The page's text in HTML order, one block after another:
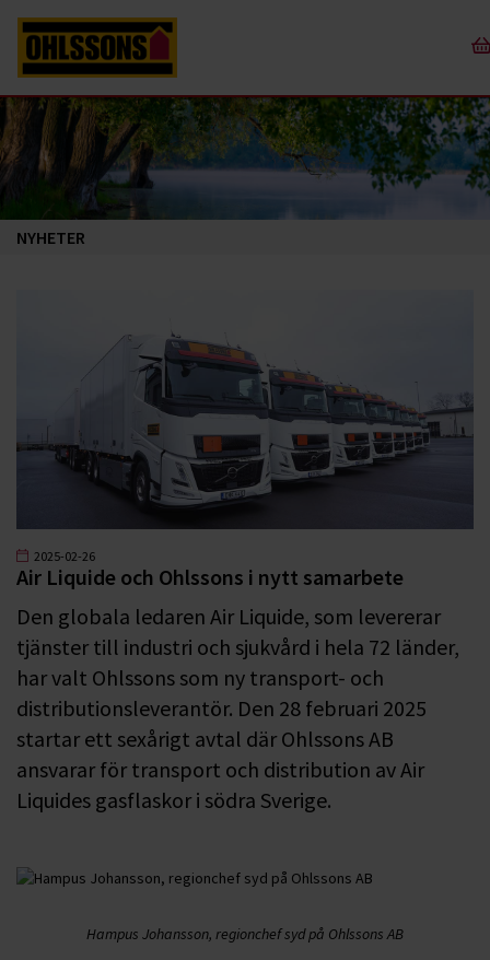
NYHETER
2025-02-26
Air Liquide och Ohlssons i nytt samarbete
Den globala ledaren Air Liquide, som levererar
tjänster till industri och sjukvård i hela 72 länder,
har valt Ohlssons som ny transport- och
distributionsleverantör. Den 28 februari 2025
startar ett sexårigt avtal där Ohlssons AB
ansvarar för transport och distribution av Air
Liquides gasflaskor i södra Sverige.
Hampus Johansson, regionchef syd på Ohlssons AB